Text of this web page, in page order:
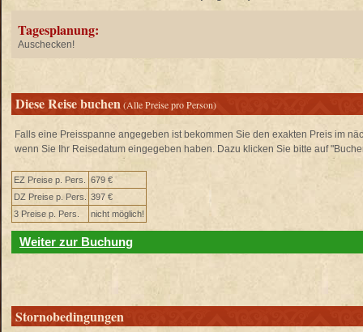
Tagesplanung:
Auschecken!
Diese Reise buchen(Alle Preise pro Person)
Falls eine Preisspanne angegeben ist bekommen Sie den exakten Preis im
wenn Sie Ihr Reisedatum eingegeben haben. Dazu klicken Sie bitte auf
EZ Preise p. Pers.
679 €
DZ Preise p. Pers.
397 €
3 Preise p. Pers.
nicht möglich!
Weiter zur Buchung
Stornobedingungen